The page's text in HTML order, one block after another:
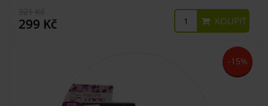
299 Kč KOUPIT
-15%